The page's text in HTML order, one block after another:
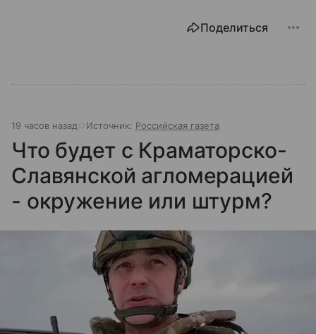
Поделиться
19 часов назад Источник: Российская газета
Что будет с Краматорско-
Славянской агломерацией
- окружение или штурм?